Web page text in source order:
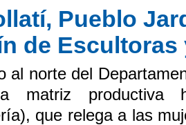
Pueblo
de Escultoras
al norte del
matriz productiva
que relega a las